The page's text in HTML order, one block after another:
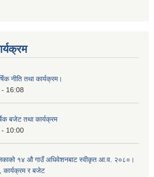
नीति तथा कार्यक्रम।
16:08
बजेट तथा कार्यक्रम
10:00
१४ औ गाउँ अधिवेशनबाट स्वीकृत आ.व. २०८०।
कार्यक्रम र बजेट